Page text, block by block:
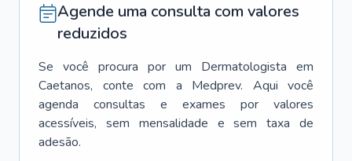
Agende uma consulta com valores
reduzidos
Se você procura por um Dermatologista em
Caetanos, conte com a Medprev. Aqui você
agenda consultas e exames por valores
acessíveis, sem mensalidade e sem taxa de
adesão.